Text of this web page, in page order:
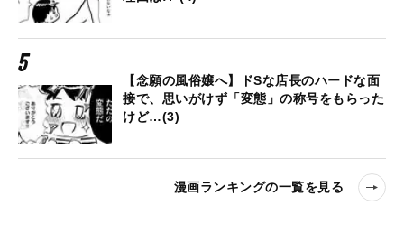
【念願の風俗嬢へ】ドSな店長のハードな面
接で、思いがけず「変態」の称号をもらった
けど…(3)
漫画ランキングの一覧を見る